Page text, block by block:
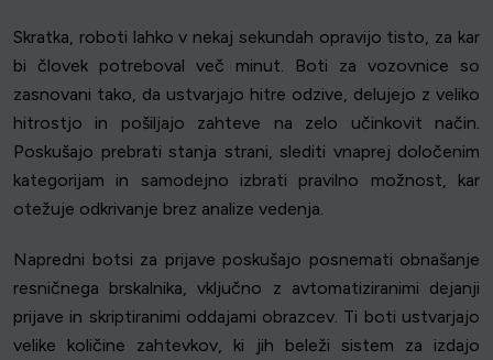
Skratka, roboti lahko v nekaj sekundah opravijo tisto, za kar
bi človek potreboval več minut. Boti za vozovnice so
zasnovani tako, da ustvarjajo hitre odzive, delujejo z veliko
hitrostjo in pošiljajo zahteve na zelo učinkovit način.
Poskušajo prebrati stanja strani, slediti vnaprej določenim
kategorijam in samodejno izbrati pravilno možnost, kar
otežuje odkrivanje brez analize vedenja.
Napredni botsi za prijave poskušajo posnemati obnašanje
resničnega brskalnika, vključno z avtomatiziranimi dejanji
prijave in skriptiranimi oddajami obrazcev. Ti boti ustvarjajo
velike količine zahtevkov, ki jih beleži sistem za izdajo